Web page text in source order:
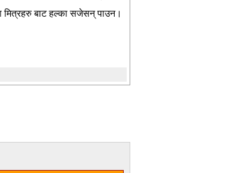
मित्रहरु बाट हल्का सजेसन् पाउन।